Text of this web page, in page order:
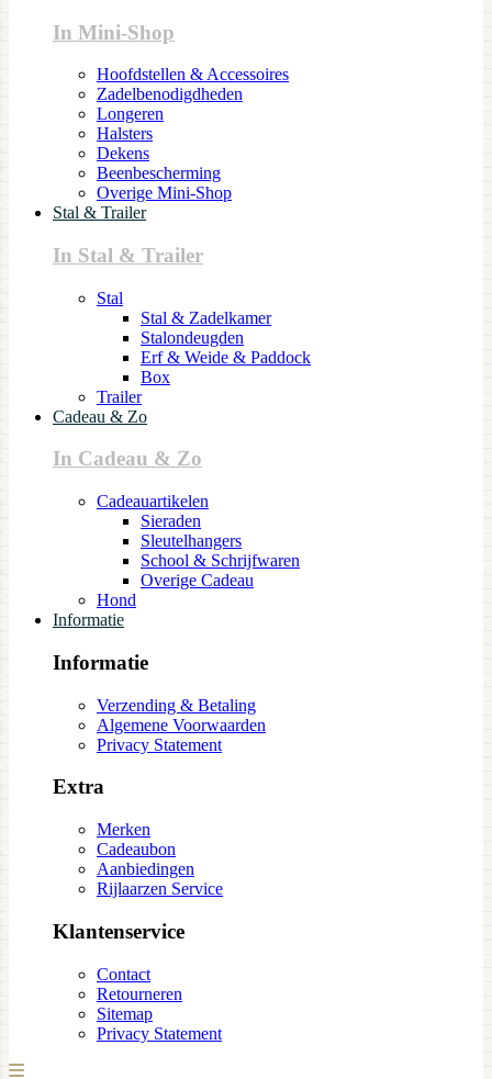
In Mini-Shop
Hoofdstellen & Accessoires
Zadelbenodigdheden
Longeren
Halsters
Dekens
Beenbescherming
Overige Mini-Shop
Stal & Trailer
In Stal & Trailer
Stal
Stal & Zadelkamer
Stalondeugden
Erf & Weide & Paddock
Box
Trailer
Cadeau & Zo
In Cadeau & Zo
Cadeauartikelen
Sieraden
Sleutelhangers
School & Schrijfwaren
Overige Cadeau
Hond
Informatie
Informatie
Verzending & Betaling
Algemene Voorwaarden
Privacy Statement
Extra
Merken
Cadeaubon
Aanbiedingen
Rijlaarzen Service
Klantenservice
Contact
Retourneren
Sitemap
Privacy Statement